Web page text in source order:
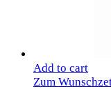
Add to cart
Zum